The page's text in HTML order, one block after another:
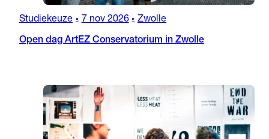
Studiekeuze • 7 nov 2026 • Zwolle
Open dag ArtEZ Conservatorium in Zwolle